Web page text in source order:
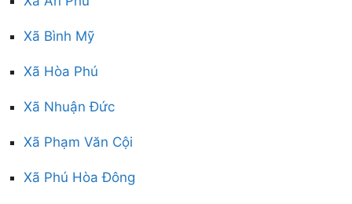
Xã Bình Mỹ
Xã Hòa Phú
Xã Nhuận Đức
Xã Phạm Văn Cội
Xã Phú Hòa Đông